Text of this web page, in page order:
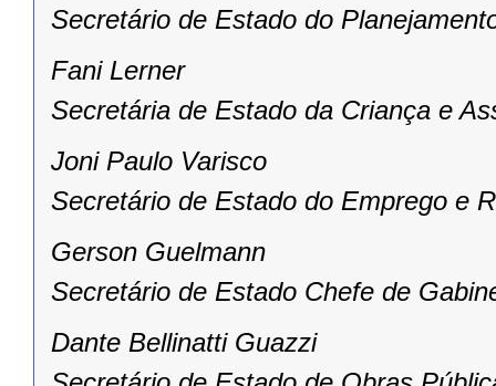
Secretário de Estado do
Fani Lerner
Secretária de Estado da Criança e
Joni Paulo Varisco
Secretário de Estado do Emprego e
Gerson Guelmann
Secretário de Estado Chefe de
Dante Bellinatti Guazzi